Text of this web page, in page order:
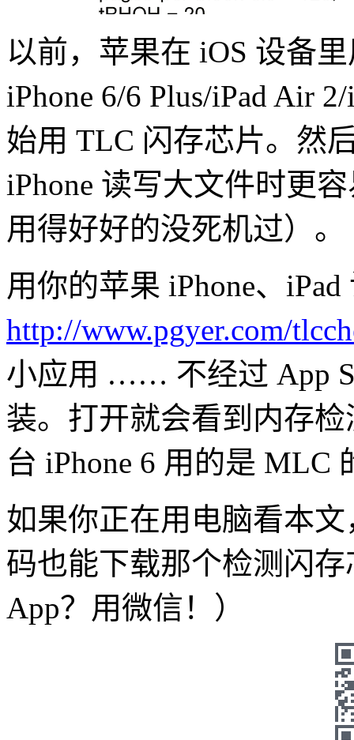
以前，苹果在 iOS 设备
iPhone 6/6 Plus/iPad Air
始用 TLC 闪存芯片。然
iPhone 读写大文件时更
用得好好的没死机过）。
用你的苹果 iPhone、
http://www.pgyer.com/
小应用 …… 不经过 App
装。打开就会看到内存
台 iPhone 6 用的是 MLC
如果你正在用电脑看本
码也能下载那个检测闪
App？用微信！）